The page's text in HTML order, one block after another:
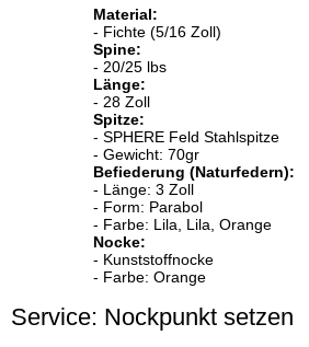
Material:
- Fichte (5/16 Zoll)
Spine:
- 20/25 lbs
Länge:
- 28 Zoll
Spitze:
- SPHERE Feld Stahlspitze
- Gewicht: 70gr
Befiederung (Naturfedern):
- Länge: 3 Zoll
- Form: Parabol
- Farbe: Lila, Lila, Orange
Nocke:
- Kunststoffnocke
- Farbe: Orange
Service: Nockpunkt setzen